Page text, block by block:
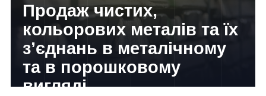
Продаж чистих,
кольорових металів та їх
з’єднань в металічному
та в порошковому
вигляді